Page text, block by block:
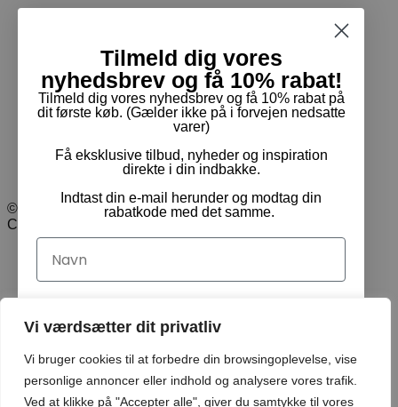
Vi værdsætter dit privatliv
Vi bruger cookies til at forbedre din browsingoplevelse, vise
personlige annoncer eller indhold og analysere vores trafik.
Ved at klikke på "Accepter alle", giver du samtykke til vores
Handelsbetingelser
Returnering & ombytning
Cookie- og privatpolitik
Handelsbetingelser
Returnering & ombytning
Cookie- og privatpolitik
© Pam Rideudstyr ApS 2024 | Alle rettigheder forbeholdt.
CVR: 35413499
Tilmeld dig vores
nyhedsbrev og få 10% rabat!
Tilmeld dig vores nyhedsbrev og få 10% rabat på
dit første køb. (Gælder ikke på i forvejen nedsatte
varer)
Få eksklusive tilbud, nyheder og inspiration
direkte i din indbakke.
Indtast din e-mail herunder og modtag din
rabatkode med det samme.
Navn
Ja tak, tilmeld mig!